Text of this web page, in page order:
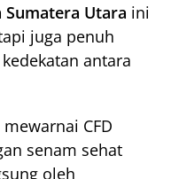
Sumatera Utara ini
juga penuh
antara
CFD
senam sehat
oleh